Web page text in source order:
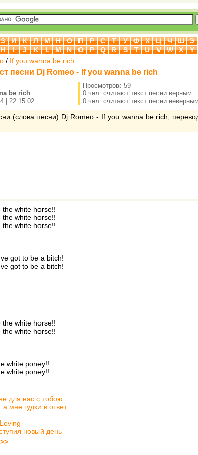
З И К Л М Н О П Р С Т У Ф Х Ц Ч Ш Э
H I J K L M N O P Q R S T U V W X Y
/ If you wanna be rich
песни Dj Romeo - If you wanna be rich
be rich
| 22:15:02
Просмотров: 59
0 чел. считают текст песни верным
0 чел. считают текст песни неверным
(слова песни) Dj Romeo - If you wanna be rich,
white horse!!
white horse!!
white horse!!
got to be a bitch!
got to be a bitch!
white horse!!
white horse!!
white poney!!
white poney!!
для нас с тобою
мне гудки в ответ...
новый день